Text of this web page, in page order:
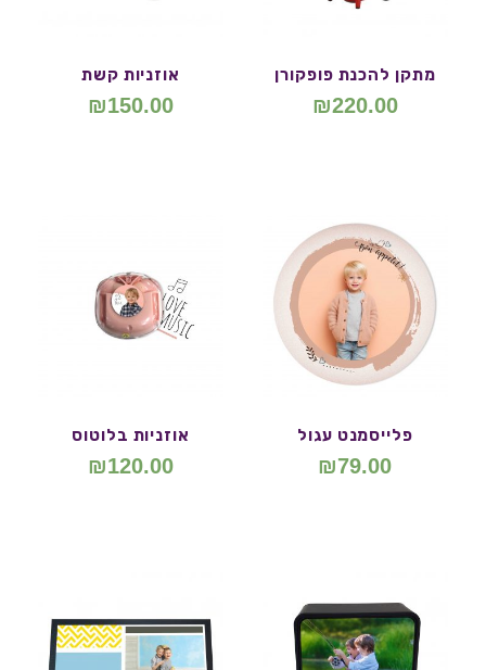
מתקן להכנת פופקורן
₪220.00
אוזניות קשת
₪150.00
פלייסמנט עגול
₪79.00
אוזניות בלוטוס
₪120.00